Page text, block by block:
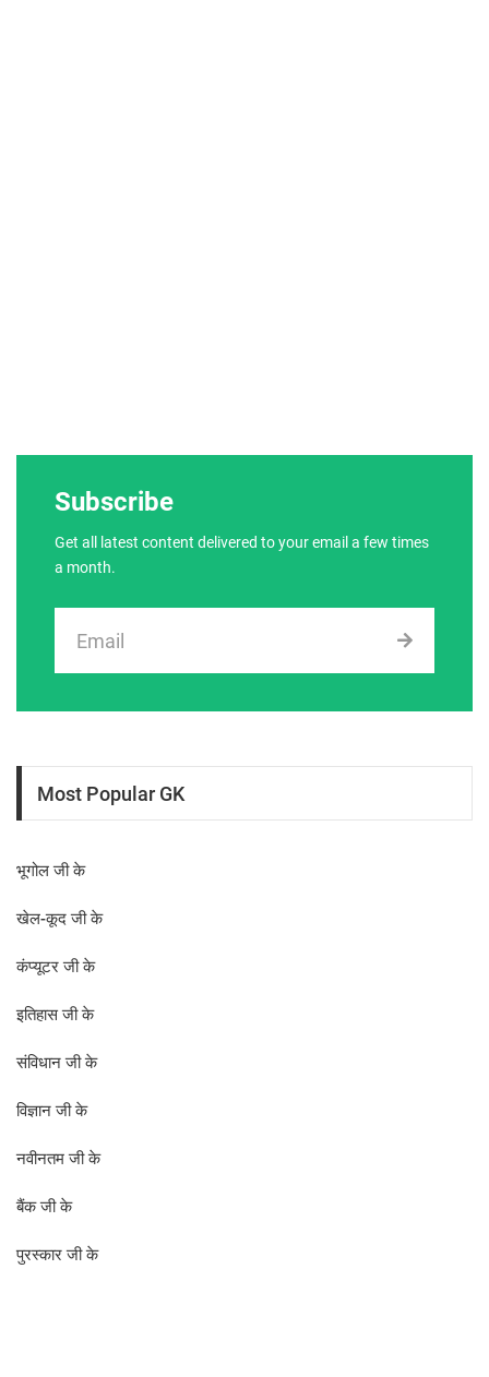
Subscribe
Get all latest content delivered to your email a few times
a month.
Most Popular GK
भूगोल जी के
खेल-कूद जी के
कंप्यूटर जी के
इतिहास जी के
संविधान जी के
विज्ञान जी के
नवीनतम जी के
बैंक जी के
पुरस्कार जी के